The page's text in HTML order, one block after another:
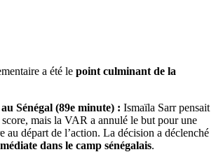
a été le point culminant de la
Sénégal (89e minute) : Ismaïla Sarr pensait
mais la VAR a annulé le but pour une
au départ de l’action. La décision a déclenché
dans le camp sénégalais.